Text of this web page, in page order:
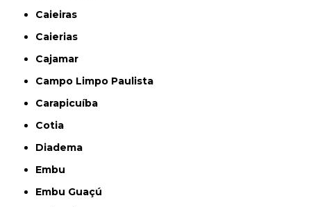
Caieiras
Caierias
Cajamar
Campo Limpo Paulista
Carapicuíba
Cotia
Diadema
Embu
Embu Guaçú